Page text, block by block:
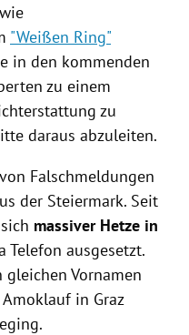
"Weißen Ring"
in den kommenden
zu einem
zu
daraus abzuleiten.
Falschmeldungen
der Steiermark. Seit
massiver Hetze in
Telefon ausgesetzt.
gleichen Vornamen
in Graz